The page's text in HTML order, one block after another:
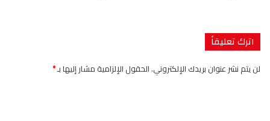
اترك تعليقاً
لن يتم نشر عنوان بريدك الإلكتروني.الحقول الإلزامية مشار إليها بـ*